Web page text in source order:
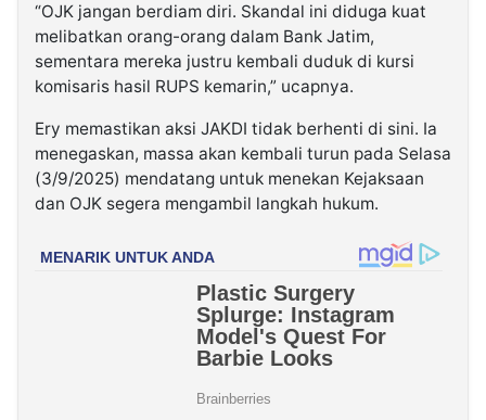
“OJK jangan berdiam diri. Skandal ini diduga kuat
melibatkan orang-orang dalam Bank Jatim,
sementara mereka justru kembali duduk di kursi
komisaris hasil RUPS kemarin,” ucapnya.
Ery memastikan aksi JAKDI tidak berhenti di sini. Ia
menegaskan, massa akan kembali turun pada Selasa
(3/9/2025) mendatang untuk menekan Kejaksaan
dan OJK segera mengambil langkah hukum.